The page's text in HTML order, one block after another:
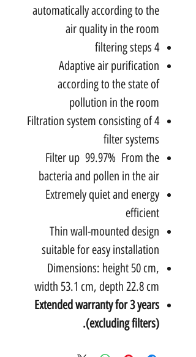
automatically according to the
air quality in the room
4 filtering steps
Adaptive air purification
according to the state of
pollution in the room
Filtration system consisting of 4
filter systems
Filter up 99.97% From the
bacteria and pollen in the air
Extremely quiet and energy
efficient
Thin wall-mounted design
suitable for easy installation
Dimensions: height 50 cm,
width 53.1 cm, depth 22.8 cm
Extended warranty for 3 years
(excluding filters).